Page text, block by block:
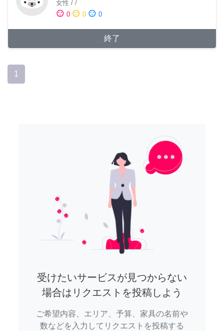
女性 / /
sentiment_satisfied 0 sentiment_neutral 0 sentiment_dissatisfied 0
終了
1
受けたいサービスが見つからない
場合はリクエストを投稿しよう
ご希望内容、エリア、予算、家具の名前や
数などを入力してリクエストを投稿する